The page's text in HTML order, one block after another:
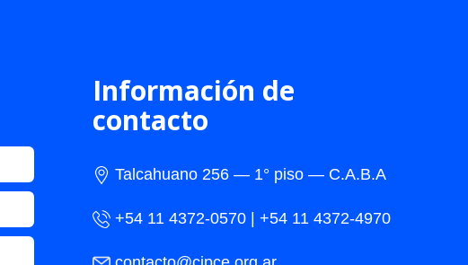
Información de
contacto
Talcahuano 256 — 1° piso — C.A.B.A
+54 11 4372-0570 | +54 11 4372-4970